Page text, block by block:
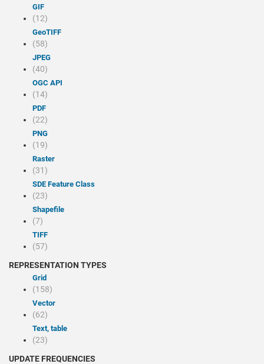
GIF
(12)
GeoTIFF
(58)
JPEG
(40)
OGC API
(14)
PDF
(22)
PNG
(19)
Raster
(31)
SDE Feature Class
(23)
Shapefile
(7)
TIFF
(57)
REPRESENTATION TYPES
Grid
(158)
Vector
(62)
Text, table
(23)
UPDATE FREQUENCIES